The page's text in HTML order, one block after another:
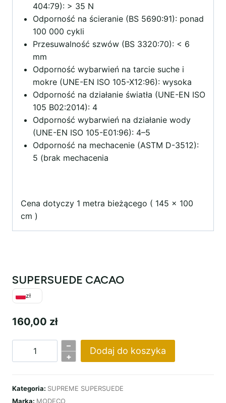
404:79): > 35 N
Odporność na ścieranie (BS 5690:91): ponad
100 000 cykli
Przesuwalność szwów (BS 3320:70): < 6
mm
Odporność wybarwień na tarcie suche i
mokre (UNE-EN ISO 105-X12:96): wysoka
Odporność na działanie światła (UNE-EN ISO
105 B02:2014): 4
Odporność wybarwień na działanie wody
(UNE-EN ISO 105-E01:96): 4–5
Odporność na mechacenie (ASTM D-3512):
5 (brak mechacenia
Cena dotyczy 1 metra bieżącego ( 145 x 100
cm )
SUPERSUEDE CACAO
zł
160,00 zł
–
+
Dodaj do koszyka
Kategoria: SUPREME SUPERSUEDE
Marka: MODECO